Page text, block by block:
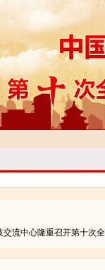
交流中心隆重召开第十